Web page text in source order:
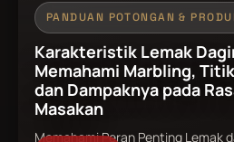
PANDUAN POTONGAN &
Karakteristik Lemak
Memahami Marbling,
dan Dampaknya pada
Masakan
Memahami Peran Penting Lemak